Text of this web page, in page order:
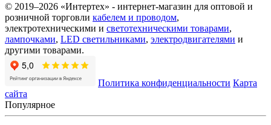
© 2019–2026 «Интертех» - интернет-магазин для оптовой и
розничной торговли кабелем и проводом,
электротехническими и светотехническими товарами,
лампочками, LED светильниками, электродвигателями и
другими товарами.
Политика конфиденциальности Карта
сайта
Популярное